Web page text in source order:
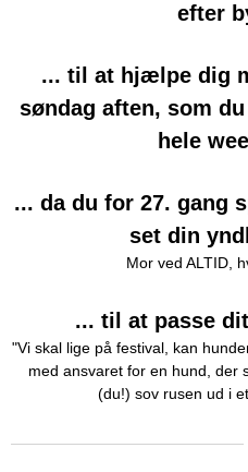
efter
... til at hjælpe dig
søndag aften, som
hele
... da du for 27. gang
set din
Mor ved ALTID,
... til at passe
"Vi skal lige på festival, kan
med ansvaret for en hund, der
(du!) sov rusen ud i